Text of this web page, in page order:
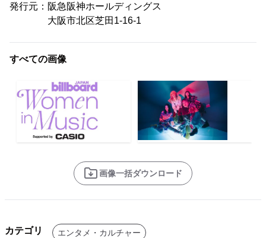
発行元：阪急阪神ホールディングス
大阪市北区芝田1-16-1
すべての画像
画像一括ダウンロード
カテゴリ エンタメ・カルチャー